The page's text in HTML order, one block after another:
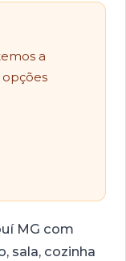
a
MG com
sala, cozinha